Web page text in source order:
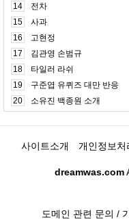
14
전차
15
사과
16
고현정
17
김관영 손범규
18
타일러 라쉬
19
구준엽 유퀴즈 대만 반응
20
소유진 백종원 소개
사이트소개 개인정보처
dreamwas.com
도메인 관련 문의 /